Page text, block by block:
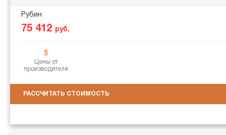
Рубин
75 412 руб.
Цены от
производителя
РАССЧИТАТЬ СТОИМОСТЬ